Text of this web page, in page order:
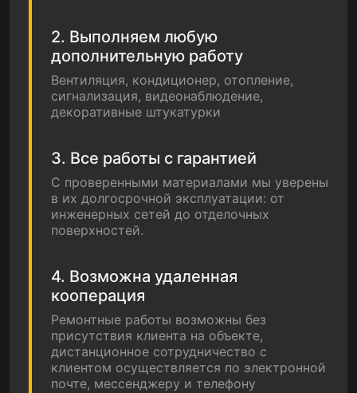
2. Выполняем любую
дополнительную работу
Вентиляция, кондиционер, отопление,
сигнализация, видеонаблюдение,
декоративные штукатурки
3. Все работы с гарантией
С проверенными материалами мы уверены
в их долгосрочной эксплуатации: от
инженерных сетей до отделочных
поверхностей.
4. Возможна удаленная
кооперация
Ремонтные работы возможны без
присутствия клиента на объекте,
дистанционное сотрудничество с
клиентом осуществляется по электронной
почте, мессенджеру и телефону